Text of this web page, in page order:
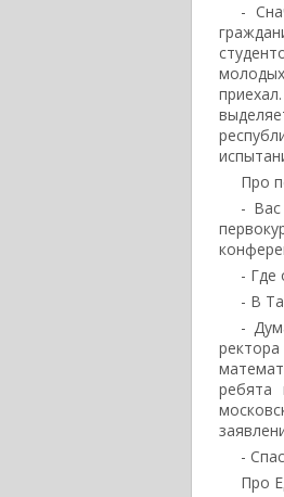
-
Про
-
- Где
- В
-
ребята
-
Про